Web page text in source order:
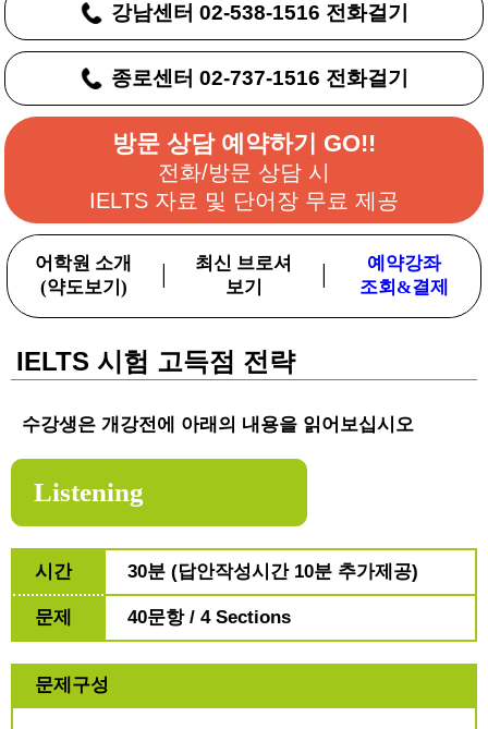
강남센터 02-538-1516 전화걸기
종로센터 02-737-1516 전화걸기
방문 상담 예약하기 GO!!
전화/방문 상담 시
IELTS 자료 및 단어장 무료 제공
어학원 소개
(약도보기)
최신 브로셔
보기
예약강좌
조회&결제
IELTS 시험 고득점 전략
수강생은 개강전에 아래의 내용을 읽어보십시오
Listening
시간 30분 (답안작성시간 10분 추가제공)
문제 40문항 / 4 Sections
문제구성